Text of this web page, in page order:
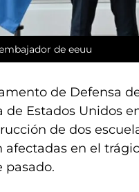
de eeuu
de Defensa
de Estados Unidos
de dos
afectadas en el
pasado.